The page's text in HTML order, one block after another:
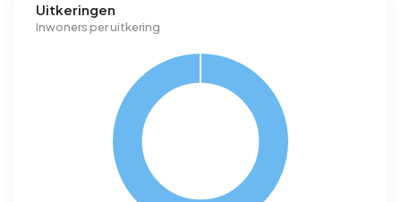
Uitkeringen
Inwoners per uitkering